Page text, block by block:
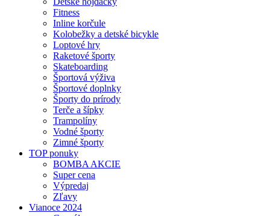
Fitness
Inline korčule
Kolobežky a detské bicykle
Loptové hry
Raketové športy
Skateboarding
Športová výživa
Športové doplnky
Športy do prírody
Terče a šípky
Trampolíny
Vodné športy
Zimné športy
TOP ponuky
BOMBA AKCIE
Super cena
Výpredaj
Zľavy
Vianoce 2024